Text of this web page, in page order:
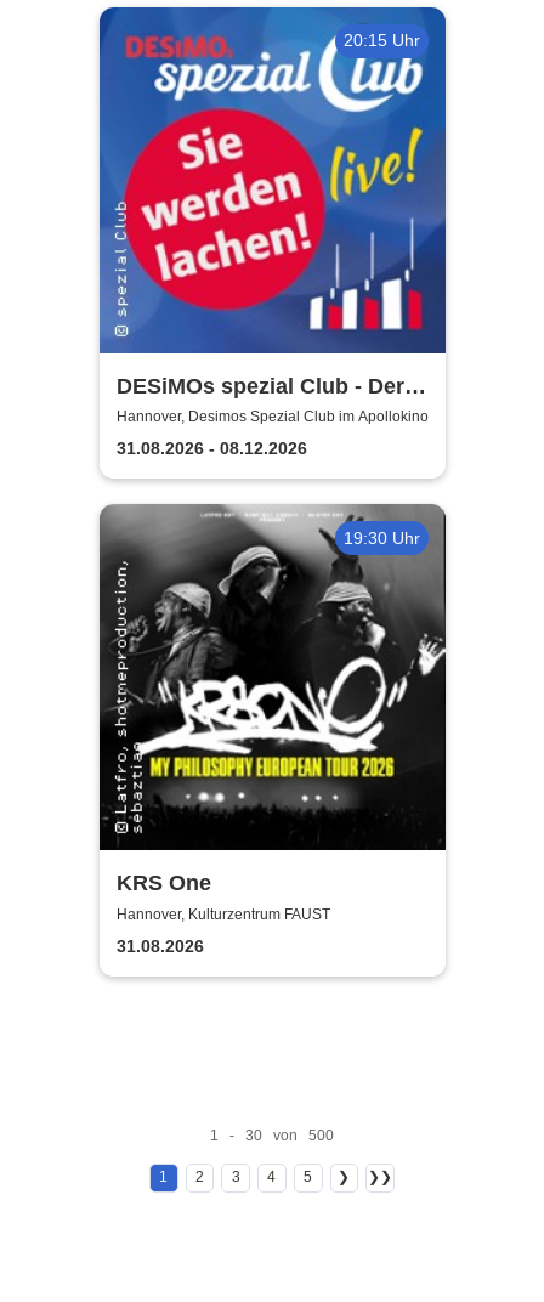
20:15 Uhr
DESiMOs spezial Club - Der
Club-Mix
Hannover, Desimos Spezial Club im Apollokino
31.08.2026 - 08.12.2026
19:30 Uhr
KRS One
Hannover, Kulturzentrum FAUST
31.08.2026
1 - 30 von 500
1 2 3 4 5 ❯ ❯❯